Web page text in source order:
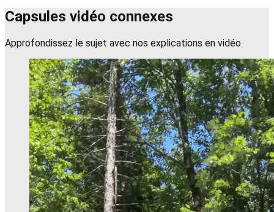
Capsules vidéo connexes
Approfondissez le sujet avec nos explications en vidéo.